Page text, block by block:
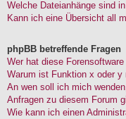
Welche Dateianhänge sind
Kann ich eine Übersicht all
phpBB betreffende Fragen
Wer hat diese
Warum ist Funktion x oder y
An wen soll ich mich
Anfragen zu diesem Forum
Wie kann ich einen